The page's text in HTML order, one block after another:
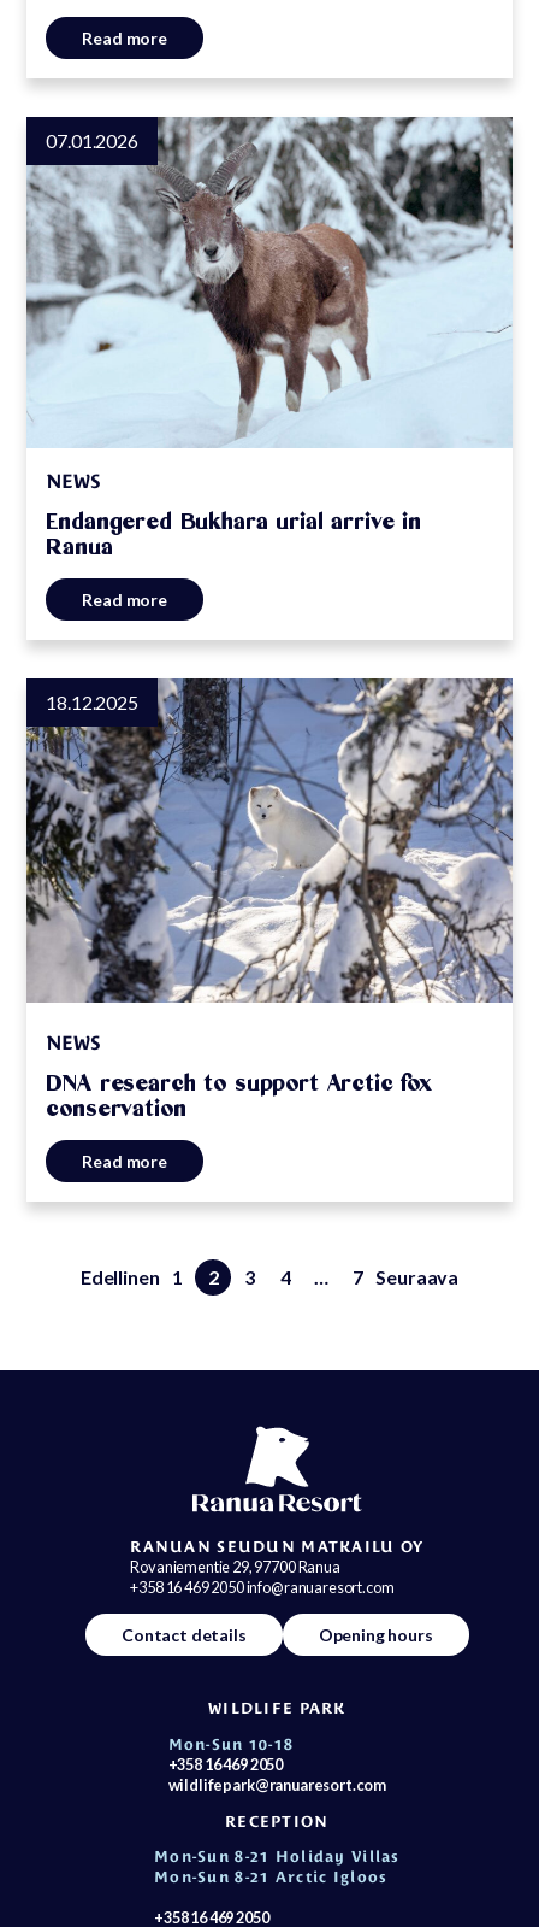
Read more
07.01.2026
NEWS
Endangered Bukhara urial arrive in
Ranua
Read more
18.12.2025
NEWS
DNA research to support Arctic fox
conservation
Read more
Edellinen 1 2 3 4 … 7 Seuraava
RANUAN SEUDUN MATKAILU OY
Rovaniementie 29, 97700 Ranua
+358 16 469 2050 info@ranuaresort.com
Contact details Opening hours
WILDLIFE PARK
Mon-Sun 10-18
+358 16 469 2050
wildlifepark@ranuaresort.com
RECEPTION
Mon-Sun 8-21 Holiday Villas
Mon-Sun 8-21 Arctic Igloos
+358 16 469 2050